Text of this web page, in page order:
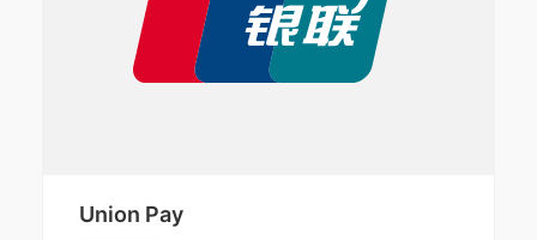
Union Pay